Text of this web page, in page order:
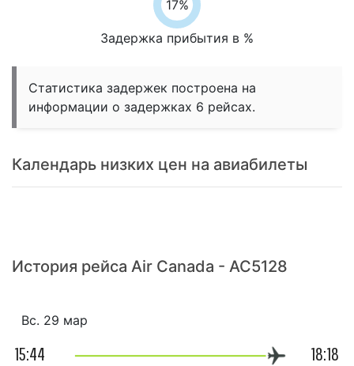
17%
Задержка прибытия в %
Статистика задержек построена на
информации о задержках 6 рейсах.
Календарь низких цен на авиабилеты
История рейса Air Canada - AC5128
Вс. 29 мар
15:44 18:18